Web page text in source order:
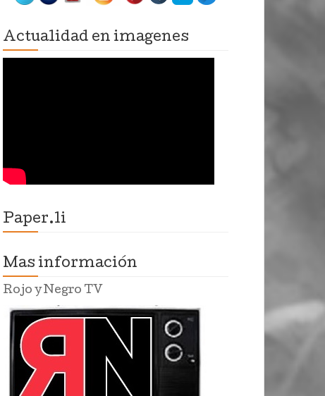
Actualidad en imagenes
Paper.li
Mas información
Rojo y Negro TV